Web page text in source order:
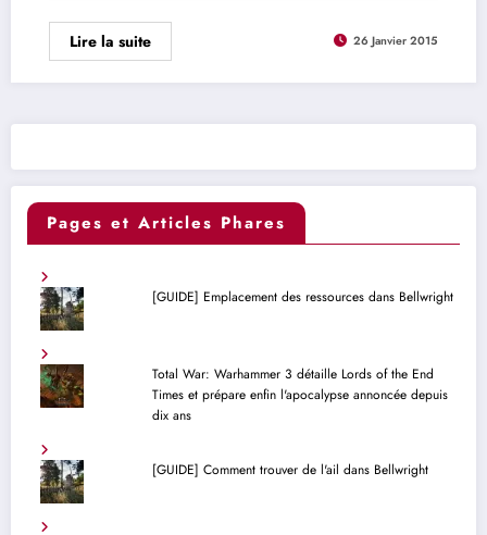
Lire la suite 26 Janvier 2015
Pages et Articles Phares
[GUIDE] Emplacement des ressources dans Bellwright
Total War: Warhammer 3 détaille Lords of the End
Times et prépare enfin l'apocalypse annoncée depuis
dix ans
[GUIDE] Comment trouver de l'ail dans Bellwright